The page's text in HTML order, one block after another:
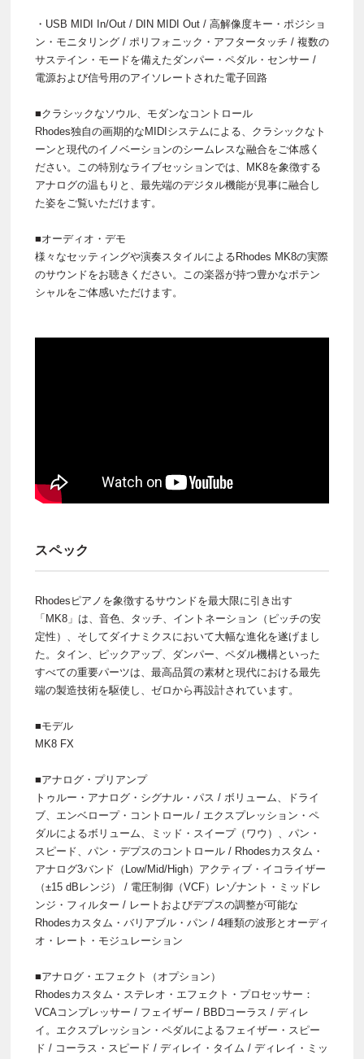
・USB MIDI In/Out / DIN MIDI Out / 高解像度キー・ポジショ
ン・モニタリング / ポリフォニック・アフタータッチ / 複数の
サステイン・モードを備えたダンパー・ペダル・センサー /
電源および信号用のアイソレートされた電子回路
■クラシックなソウル、モダンなコントロール
Rhodes独自の画期的なMIDIシステムによる、クラシックなト
ーンと現代のイノベーションのシームレスな融合をご体感く
ださい。この特別なライブセッションでは、MK8を象徴する
アナログの温もりと、最先端のデジタル機能が見事に融合し
た姿をご覧いただけます。
■オーディオ・デモ
様々なセッティングや演奏スタイルによるRhodes MK8の実際
のサウンドをお聴きください。この楽器が持つ豊かなポテン
シャルをご体感いただけます。
スペック
Rhodesピアノを象徴するサウンドを最大限に引き出す
「MK8」は、音色、タッチ、イントネーション（ピッチの安
定性）、そしてダイナミクスにおいて大幅な進化を遂げまし
た。タイン、ピックアップ、ダンパー、ペダル機構といった
すべての重要パーツは、最高品質の素材と現代における最先
端の製造技術を駆使し、ゼロから再設計されています。
■モデル
MK8 FX
■アナログ・プリアンプ
トゥルー・アナログ・シグナル・パス / ボリューム、ドライ
ブ、エンベロープ・コントロール / エクスプレッション・ペ
ダルによるボリューム、ミッド・スイープ（ワウ）、パン・
スピード、パン・デプスのコントロール / Rhodesカスタム・
アナログ3バンド（Low/Mid/High）アクティブ・イコライザー
（±15 dBレンジ） / 電圧制御（VCF）レゾナント・ミッドレ
ンジ・フィルター / レートおよびデプスの調整が可能な
Rhodesカスタム・バリアブル・パン / 4種類の波形とオーディ
オ・レート・モジュレーション
■アナログ・エフェクト（オプション）
Rhodesカスタム・ステレオ・エフェクト・プロセッサー：
VCAコンプレッサー / フェイザー / BBDコーラス / ディレ
イ。エクスプレッション・ペダルによるフェイザー・スピー
ド / コーラス・スピード / ディレイ・タイム / ディレイ・ミッ